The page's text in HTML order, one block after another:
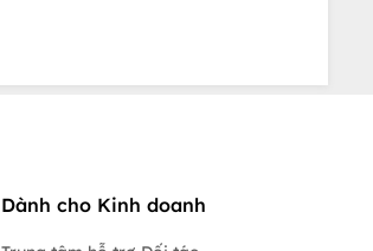
Dành cho Kinh doanh